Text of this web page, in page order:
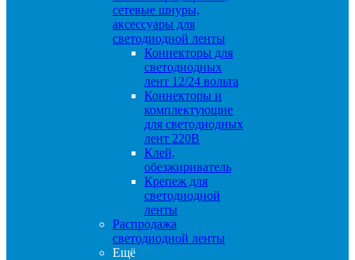
сетевые шнуры,
аксессуары для
светодиодной ленты
Коннекторы для
светодиодных
лент 12/24 вольта
Коннекторы и
комплектующие
для светодиодных
лент 220В
Клей,
обезжириватель
Крепеж для
светодиодной
ленты
Распродажа
светодиодной ленты
Ещё